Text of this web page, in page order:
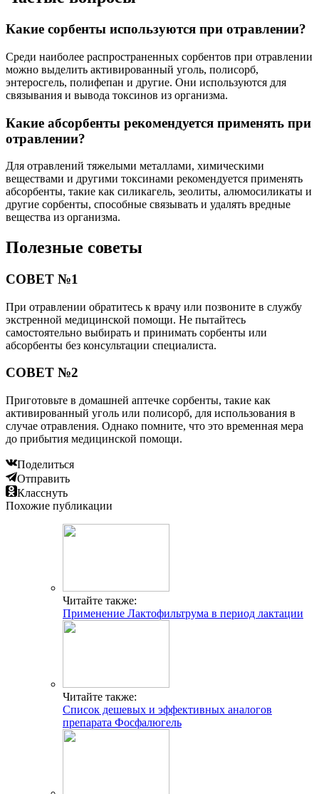
Какие сорбенты используются при отравлении?
Среди наиболее распространенных сорбентов при отравлении
можно выделить активированный уголь, полисорб,
энтеросгель, полифепан и другие. Они используются для
связывания и вывода токсинов из организма.
Какие абсорбенты рекомендуется применять при
отравлении?
Для отравлений тяжелыми металлами, химическими
веществами и другими токсинами рекомендуется применять
абсорбенты, такие как силикагель, зеолиты, алюмосиликаты и
другие сорбенты, способные связывать и удалять вредные
вещества из организма.
Полезные советы
СОВЕТ №1
При отравлении обратитесь к врачу или позвоните в службу
экстренной медицинской помощи. Не пытайтесь
самостоятельно выбирать и принимать сорбенты или
абсорбенты без консультации специалиста.
СОВЕТ №2
Приготовьте в домашней аптечке сорбенты, такие как
активированный уголь или полисорб, для использования в
случае отравления. Однако помните, что это временная мера
до прибытия медицинской помощи.
Поделиться
Отправить
Класснуть
Похожие публикации
Читайте также:
Применение Лактофильтрума в период лактации
Читайте также:
Список дешевых и эффективных аналогов
препарата Фосфалюгель